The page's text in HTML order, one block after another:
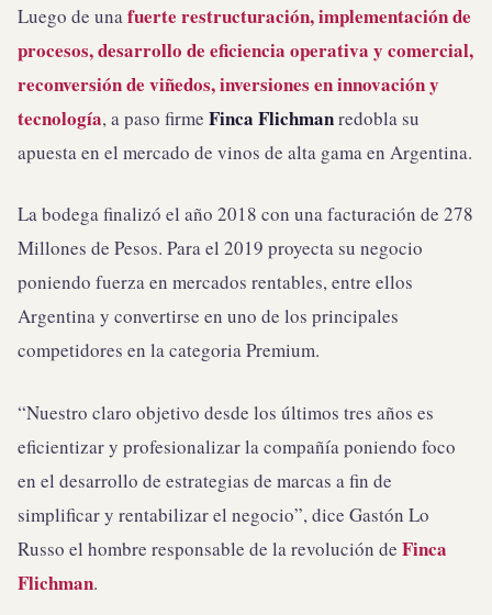
Luego de unafuerte restructuración, implementación de
procesos, desarrollo de eficiencia operativa y comercial,
reconversión de viñedos, inversiones en innovación y
tecnología, a paso firme Finca Flichmanredobla su
apuesta en el mercado de vinos de alta gama en Argentina.
La bodega finalizó el año 2018 con una facturación de 278
Millones de Pesos. Para el 2019 proyecta su negocio
poniendo fuerza en mercados rentables, entre ellos
Argentina y convertirse en uno de los principales
competidores en la categoria Premium.
“Nuestro claro objetivo desde los últimos tres años es
eficientizar y profesionalizar la compañía poniendo foco
en el desarrollo de estrategias de marcas a fin de
simplificar y rentabilizar el negocio”, dice Gastón Lo
Russo el hombre responsable de la revolución de Finca
Flichman.